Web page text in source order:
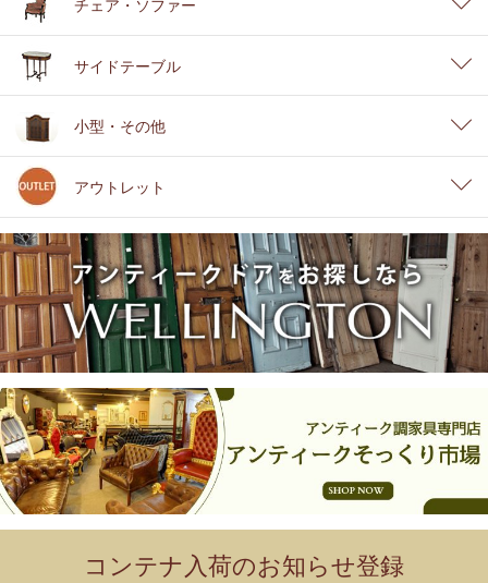
チェア・ソファー
サイドテーブル
小型・その他
アウトレット
コンテナ入荷のお知らせ登録